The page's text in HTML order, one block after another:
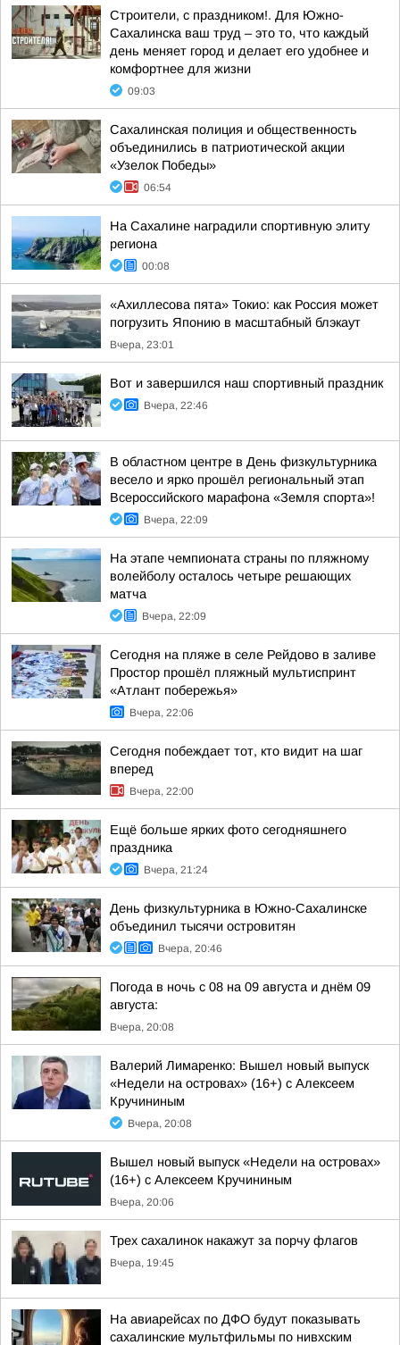
Строители, с праздником!. Для Южно-
Сахалинска ваш труд – это то, что каждый
день меняет город и делает его удобнее и
комфортнее для жизни
09:03
Сахалинская полиция и общественность
объединились в патриотической акции
«Узелок Победы»
06:54
На Сахалине наградили спортивную элиту
региона
00:08
«Ахиллесова пята» Токио: как Россия может
погрузить Японию в масштабный блэкаут
Вчера, 23:01
Вот и завершился наш спортивный праздник
Вчера, 22:46
В областном центре в День физкультурника
весело и ярко прошёл региональный этап
Всероссийского марафона «Земля спорта»!
Вчера, 22:09
На этапе чемпионата страны по пляжному
волейболу осталось четыре решающих
матча
Вчера, 22:09
Сегодня на пляже в селе Рейдово в заливе
Простор прошёл пляжный мультиспринт
«Атлант побережья»
Вчера, 22:06
Сегодня побеждает тот, кто видит на шаг
вперед
Вчера, 22:00
Ещё больше ярких фото сегодняшнего
праздника
Вчера, 21:24
День физкультурника в Южно-Сахалинске
объединил тысячи островитян
Вчера, 20:46
Погода в ночь с 08 на 09 августа и днём 09
августа:
Вчера, 20:08
Валерий Лимаренко: Вышел новый выпуск
«Недели на островах» (16+) с Алексеем
Кручининым
Вчера, 20:08
Вышел новый выпуск «Недели на островах»
(16+) с Алексеем Кручининым
Вчера, 20:06
Трех сахалинок накажут за порчу флагов
Вчера, 19:45
На авиарейсах по ДФО будут показывать
сахалинские мультфильмы по нивхским